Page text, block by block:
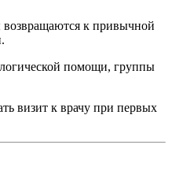
возвращаются к привычной
помощи, группы
визит к врачу при первых